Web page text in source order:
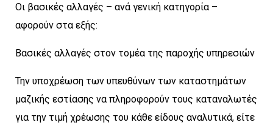
Οι βασικές αλλαγές – ανά γενική κατηγορία –
αφορούν στα εξής:
Βασικές αλλαγές στον τομέα της παροχής υπηρεσιών
Την υποχρέωση των υπευθύνων των καταστημάτων
μαζικής εστίασης να πληροφορούν τους καταναλωτές
για την τιμή χρέωσης του κάθε είδους αναλυτικά, είτε